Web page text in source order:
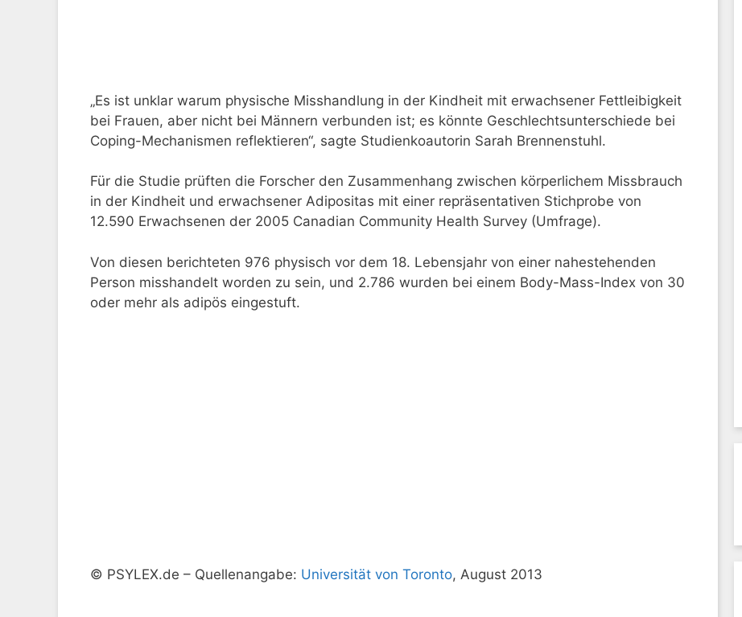
„Es ist unklar warum physische Misshandlung in der Kindheit mit erwachsener Fettleibigkeit
bei Frauen, aber nicht bei Männern verbunden ist; es könnte Geschlechtsunterschiede bei
Coping-Mechanismen reflektieren“, sagte Studienkoautorin Sarah Brennenstuhl.
Für die Studie prüften die Forscher den Zusammenhang zwischen körperlichem Missbrauch
in der Kindheit und erwachsener Adipositas mit einer repräsentativen Stichprobe von
12.590 Erwachsenen der 2005 Canadian Community Health Survey (Umfrage).
Von diesen berichteten 976 physisch vor dem 18. Lebensjahr von einer nahestehenden
Person misshandelt worden zu sein, und 2.786 wurden bei einem Body-Mass-Index von 30
oder mehr als adipös eingestuft.
© PSYLEX.de – Quellenangabe: Universität von Toronto, August 2013